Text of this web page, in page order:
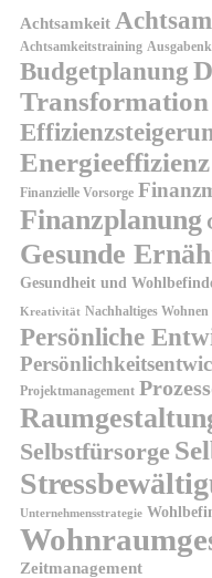
Achtsamkeit
Achtsamkeitstraining
Budgetplanung
Transformation
Energieeffizienz
Finanzielle Vorsorge
Finanzplanung
Gesunde
Gesundheit und
Kreativität Nachhaltiges Wohnen
Persönliche
Projektmanagement
Selbstfürsorge
Unternehmensstrategie
Zeitmanagement